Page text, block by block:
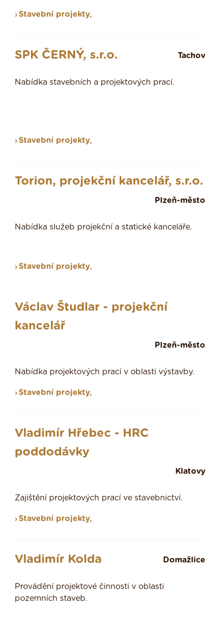
Stavební projekty,
SPK ČERNÝ, s.r.o. Tachov
Nabídka stavebních a projektových prací.
Stavební projekty,
Torion, projekční kancelář, s.r.o.
Plzeň-město
Nabídka služeb projekční a statické kanceláře.
Stavební projekty,
Václav Študlar - projekční
kancelář
Plzeň-město
Nabídka projektových prací v oblasti výstavby.
Stavební projekty,
Vladimír Hřebec - HRC
poddodávky
Klatovy
Zajištění projektových prací ve stavebnictví.
Stavební projekty,
Vladimír Kolda Domažlice
Provádění projektové činnosti v oblasti
pozemních staveb.